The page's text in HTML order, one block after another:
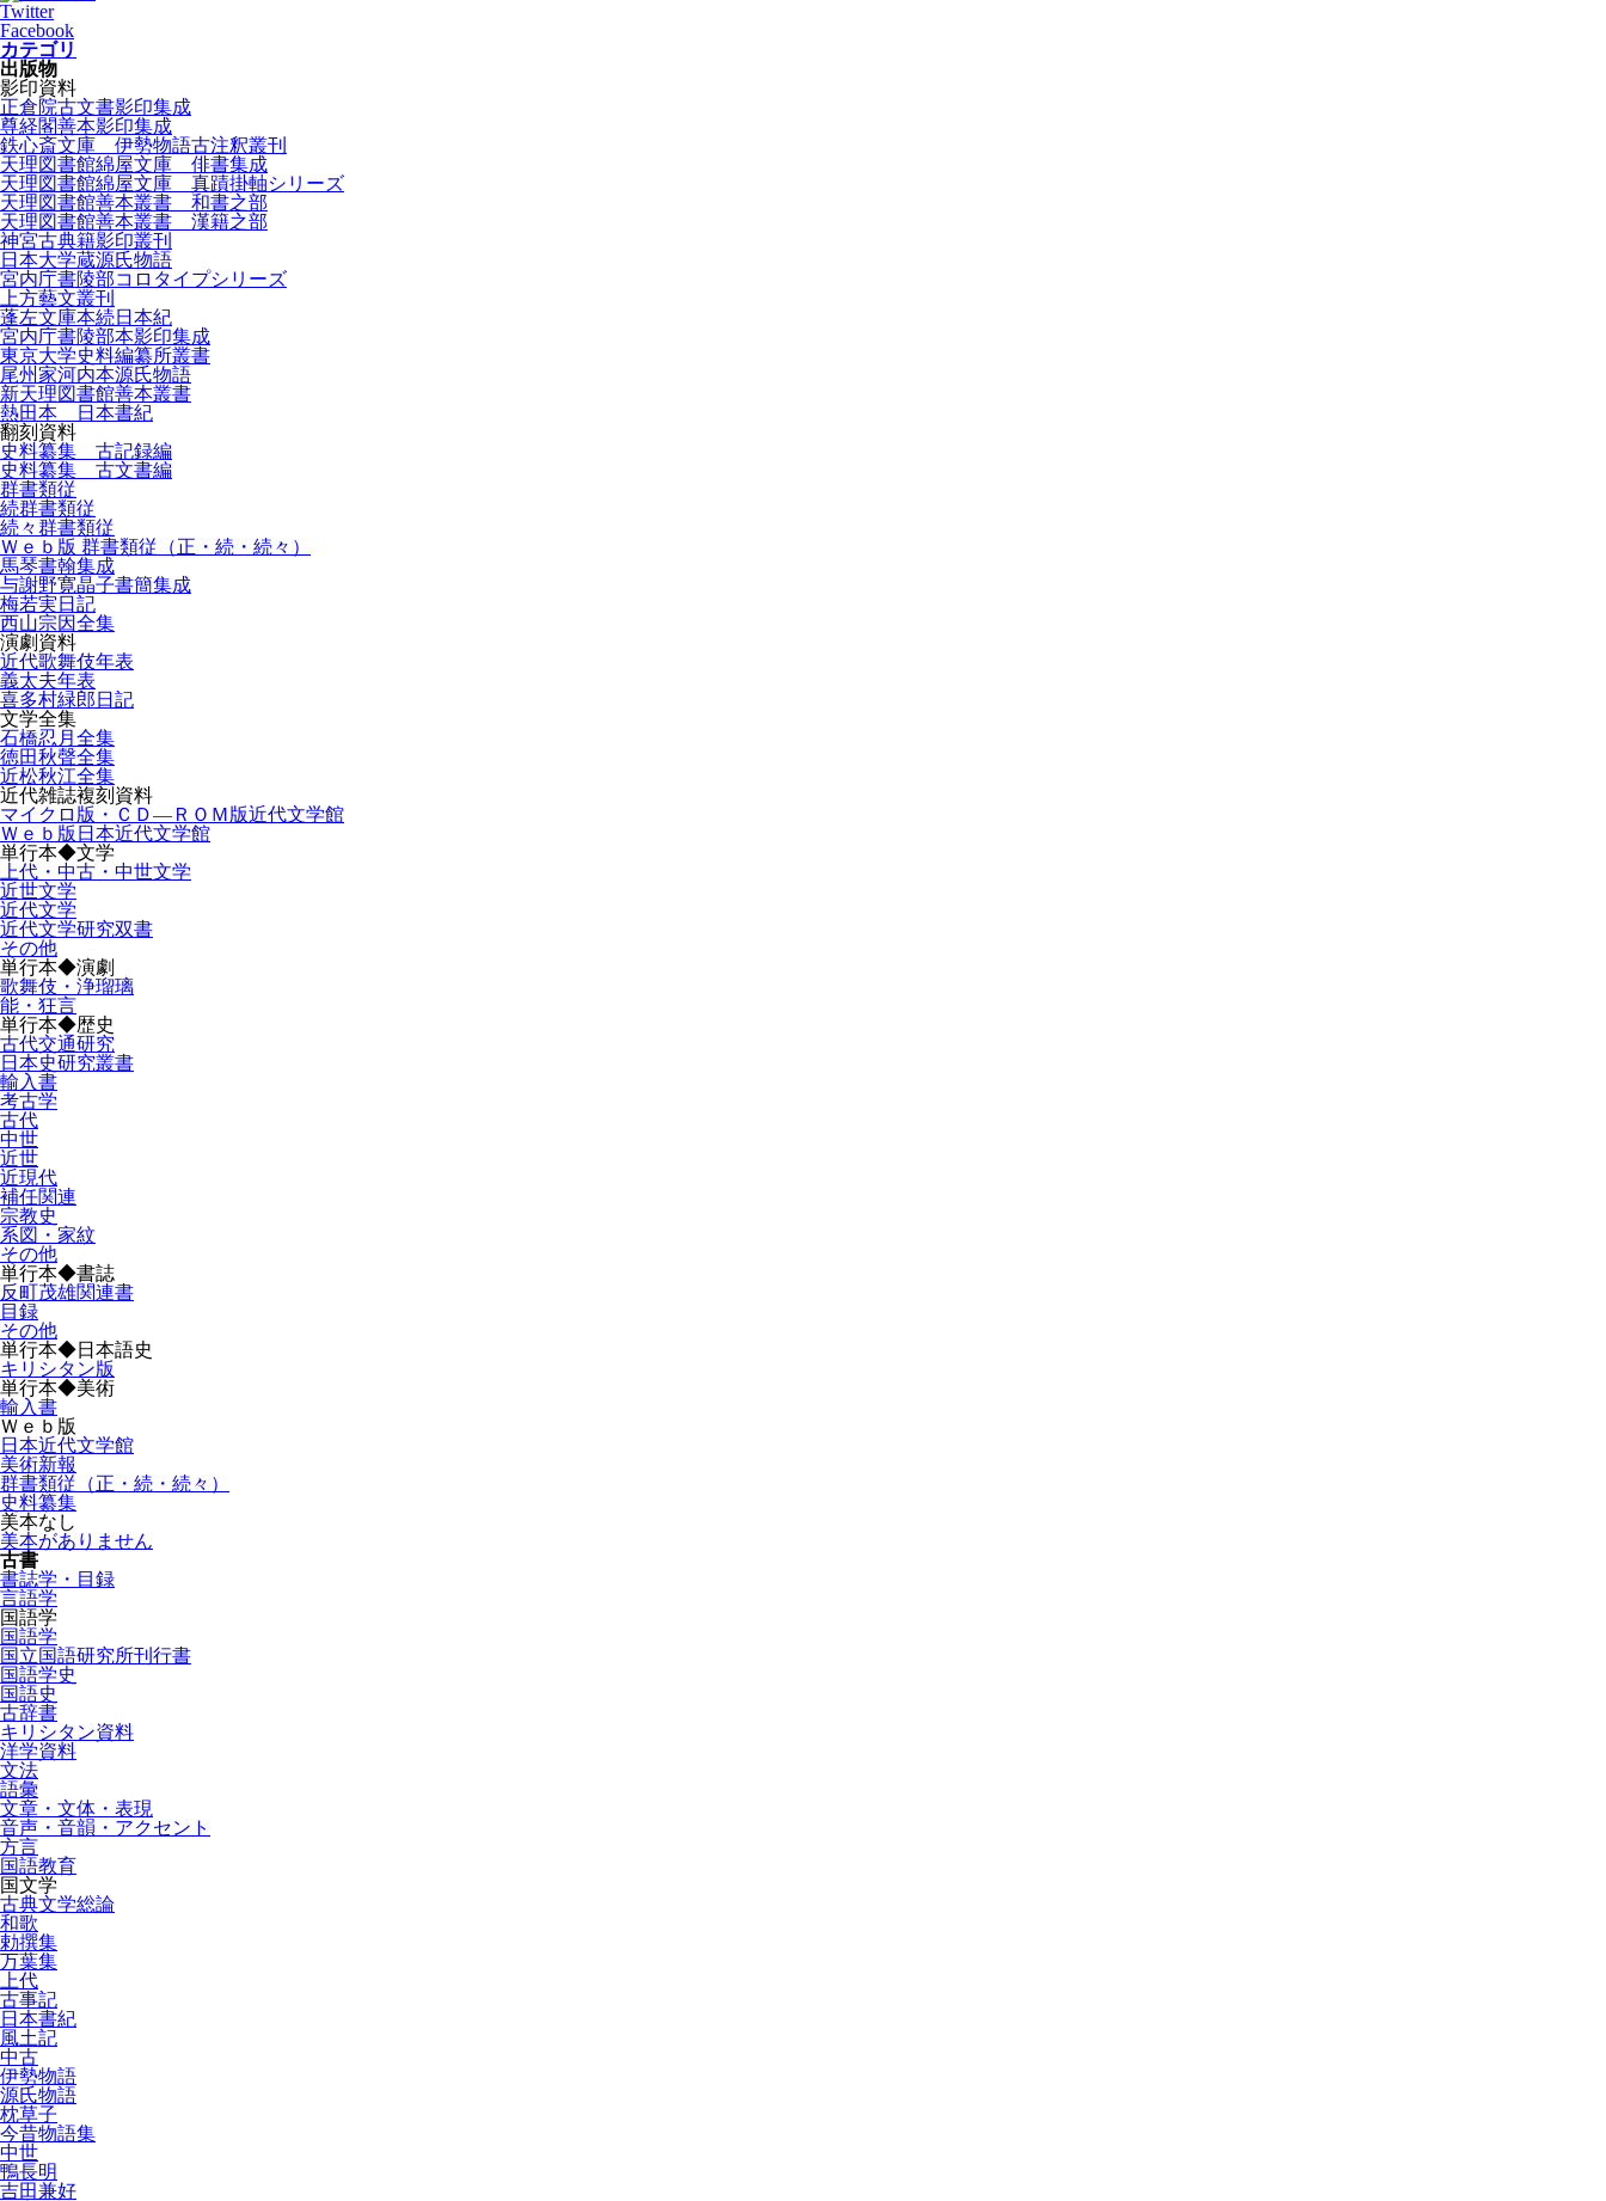
Twitter
Facebook
カテゴリ
出版物
影印資料
正倉院古文書影印集成
尊経閣善本影印集成
鉄心斎文庫 伊勢物語古注釈叢刊
天理図書館綿屋文庫 俳書集成
天理図書館綿屋文庫 真蹟掛軸シリーズ
天理図書館善本叢書 和書之部
天理図書館善本叢書 漢籍之部
神宮古典籍影印叢刊
日本大学蔵源氏物語
宮内庁書陵部コロタイプシリーズ
上方藝文叢刊
蓬左文庫本続日本紀
宮内庁書陵部本影印集成
東京大学史料編纂所叢書
尾州家河内本源氏物語
新天理図書館善本叢書
熱田本 日本書紀
翻刻資料
史料纂集 古記録編
史料纂集 古文書編
群書類従
続群書類従
続々群書類従
Ｗｅｂ版 群書類従（正・続・続々）
馬琴書翰集成
与謝野寛晶子書簡集成
梅若実日記
西山宗因全集
演劇資料
近代歌舞伎年表
義太夫年表
喜多村緑郎日記
文学全集
石橋忍月全集
徳田秋聲全集
近松秋江全集
近代雑誌複刻資料
マイクロ版・ＣＤ―ＲＯＭ版近代文学館
Ｗｅｂ版日本近代文学館
単行本◆文学
上代・中古・中世文学
近世文学
近代文学
近代文学研究双書
その他
単行本◆演劇
歌舞伎・浄瑠璃
能・狂言
単行本◆歴史
古代交通研究
日本史研究叢書
輸入書
考古学
古代
中世
近世
近現代
補任関連
宗教史
系図・家紋
その他
単行本◆書誌
反町茂雄関連書
目録
その他
単行本◆日本語史
キリシタン版
単行本◆美術
輸入書
Ｗｅｂ版
日本近代文学館
美術新報
群書類従（正・続・続々）
史料纂集
美本なし
美本がありません
古書
書誌学・目録
言語学
国語学
国語学
国立国語研究所刊行書
国語学史
国語史
古辞書
キリシタン資料
洋学資料
文法
語彙
文章・文体・表現
音声・音韻・アクセント
方言
国語教育
国文学
古典文学総論
和歌
勅撰集
万葉集
上代
古事記
日本書紀
風土記
中古
伊勢物語
源氏物語
枕草子
今昔物語集
中世
鴨長明
吉田兼好